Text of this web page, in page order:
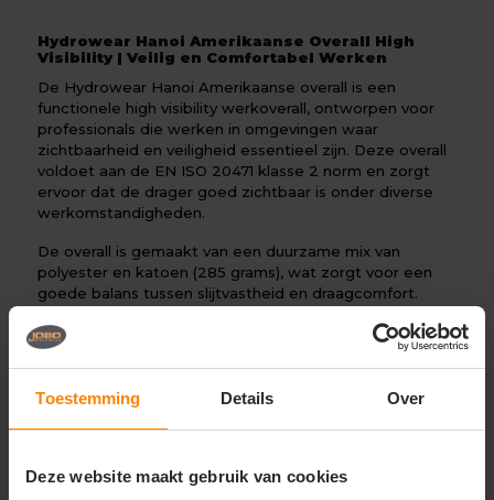
Toestemming Details Over
Deze website maakt gebruik van cookies
Hydrowear Hanoi Amerikaanse Overall High
Visibility | Veilig en Comfortabel Werken
De Hydrowear Hanoi Amerikaanse overall is een
functionele high visibility werkoverall, ontworpen voor
professionals die werken in omgevingen waar
zichtbaarheid en veiligheid essentieel zijn. Deze overall
voldoet aan de EN ISO 20471 klasse 2 norm en zorgt
ervoor dat de drager goed zichtbaar is onder diverse
werkomstandigheden.
De overall is gemaakt van een duurzame mix van
polyester en katoen (285 grams), wat zorgt voor een
goede balans tussen slijtvastheid en draagcomfort.
gebruik in onder andere de bouw, infrastructuur en
logistiek.
Dankzij de verstelbare taille met elastiek en de
en biedt deze voldoende bewegingsvrijheid tijdens het